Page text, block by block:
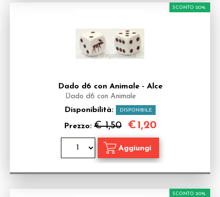
Dado d6 con Animale - Alce
Dado d6 con Animale
Disponibilità: DISPONIBILE
Prezzo:€ 1,50
SCONTO 20%
€1,20
SCONTO 20%